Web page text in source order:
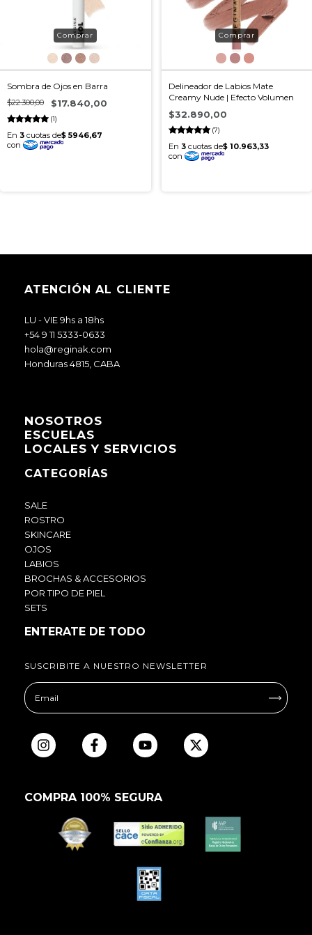
Sombra de Ojos en Barra
(1)
$22.300,00 $17.840,00
Delineador de Labios Mate
Creamy Nude | Efecto Volumen
(7)
$32.890,00
ATENCIÓN AL CLIENTE
LU - VIE 9hs a 18hs
+54 9 11 5333-0633
hola@reginak.com
Honduras 4815, CABA
NOSOTROS
ESCUELAS
LOCALES Y SERVICIOS
CATEGORÍAS
SALE
ROSTRO
SKINCARE
OJOS
LABIOS
BROCHAS & ACCESORIOS
POR TIPO DE PIEL
SETS
ENTERATE DE TODO
SUSCRIBITE A NUESTRO NEWSLETTER
COMPRA 100% SEGURA